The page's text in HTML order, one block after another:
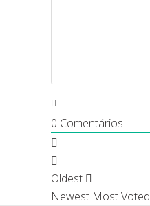
0 Comentários
Oldest
Newest Most Voted